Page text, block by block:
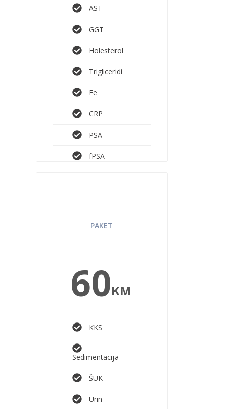
AST
GGT
Holesterol
Trigliceridi
Fe
CRP
PSA
fPSA
PAKET
60KM
KKS
Sedimentacija
ŠUK
Urin